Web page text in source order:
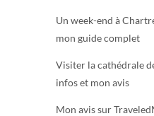
Un week-end à
mon guide complet
Visiter la cathédrale
infos et mon avis
Mon avis sur